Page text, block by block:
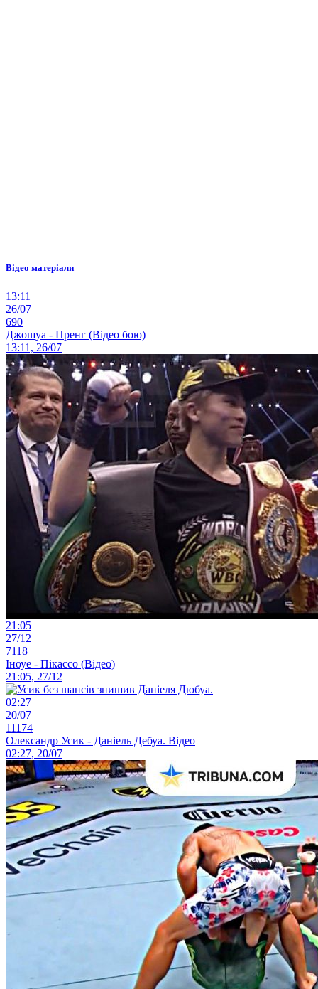
Відео матеріали
13:11
26/07
690
Джошуа - Пренг (Відео бою)
13:11, 26/07
21:05
27/12
7118
Іноуе - Пікассо (Відео)
21:05, 27/12
02:27
20/07
11174
Олександр Усик - Даніель Дебуа. Відео
02:27, 20/07